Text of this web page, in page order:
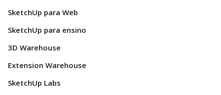
SketchUp para Web
SketchUp para ensino
3D Warehouse
Extension Warehouse
SketchUp Labs